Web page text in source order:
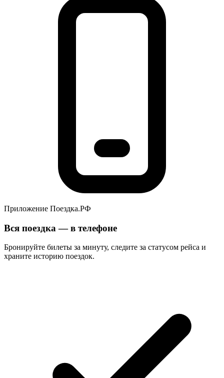
Приложение Поездка.РФ
Вся поездка — в телефоне
Бронируйте билеты за минуту, следите за статусом рейса и
храните историю поездок.